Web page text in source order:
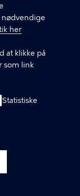
nødvendige
her
at klikke på
som link
Statistiske